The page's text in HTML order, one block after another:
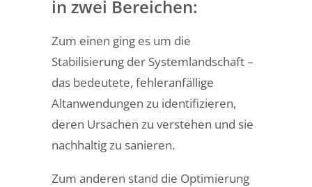
in zwei Bereichen:
Zum einen ging es um die
Stabilisierung der Systemlandschaft –
das bedeutete, fehleranfällige
Altanwendungen zu identifizieren,
deren Ursachen zu verstehen und sie
nachhaltig zu sanieren.
Zum anderen stand die Optimierung